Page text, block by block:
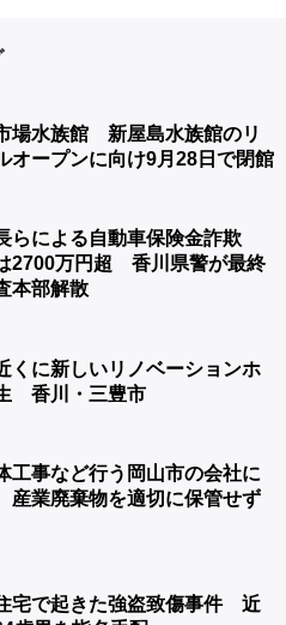
場水族館 新屋島水族館のリ
オープンに向け9月28日で閉館
らによる自動車保険金詐欺
2700万円超 香川県警が最終
本部解散
くに新しいリノベーションホ
香川・三豊市
工事など行う岡山市の会社に
業廃棄物を適切に保管せず
宅で起きた強盗致傷事件 近